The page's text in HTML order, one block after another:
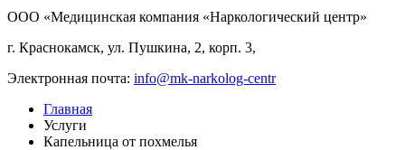
ООО «Медицинская компания «Наркологический центр»
г. Краснокамск, ул. Пушкина, 2, корп. 3,
Электронная почта: info@mk-narkolog-centr
Главная
Услуги
Капельница от похмелья